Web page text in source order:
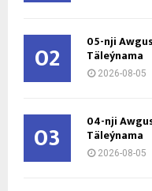
02 05-nji
Täleýnama
2026-08-05
03 04-nji
Täleýnama
2026-08-05